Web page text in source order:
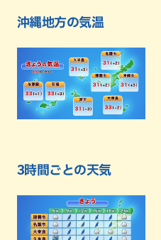
沖縄地方の気温
3時間ごとの天気